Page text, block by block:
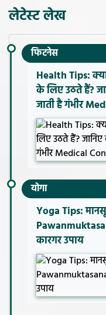
लेटेस्ट लेख
फिटनेस
Health Tips:
के लिए उठते हैं?
जाती है गंभीर
योगा
Yoga Tips:
कारगर उपाय